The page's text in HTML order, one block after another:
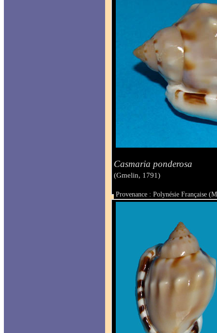
Casmaria ponderosa
(Gmelin, 1791)
Provenance : Polynésie Française
Taille : 34 mm